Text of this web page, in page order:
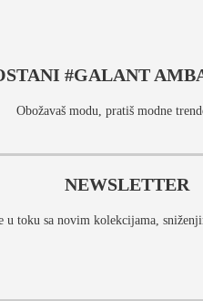
#GALANT
Obožavaš modu, pratiš modne
NEWSLETTER
u toku sa novim kolekcijama,